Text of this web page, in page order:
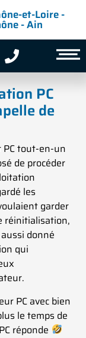
et-Loire -
- Ain
PC
de
PC tout-en-un
de procéder
les
garder
réinitialisation,
donné
qui
PC avec bien
le temps de
réponde